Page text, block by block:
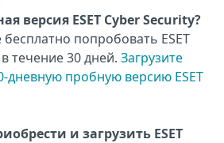
версия ESET Cyber Security?
попробовать ESET
течение 30 дней. Загрузите
дневную пробную версию ESET
и загрузить ESET